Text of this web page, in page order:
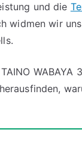
und die
widmen wir
WABAYA